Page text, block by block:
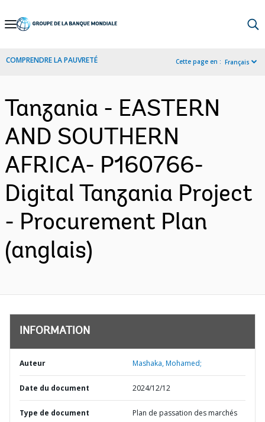
Skip
Navigation
COMPRENDRE LA PAUVRETÉ Cette page en : Français
Tanzania - EASTERN
AND SOUTHERN
AFRICA- P160766-
Digital Tanzania Project
- Procurement Plan
(anglais)
INFORMATION
Auteur Mashaka, Mohamed;
Date du document 2024/12/12
Type de document Plan de passation des marchés